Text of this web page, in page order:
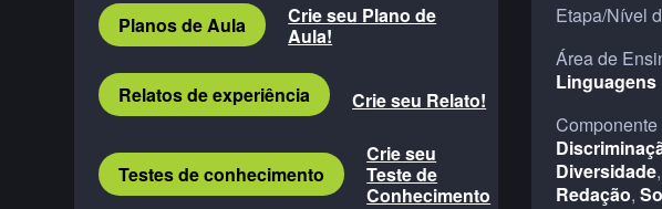
Planos de Aula
Crie seu Plano de
Aula!
Relatos de experiência Crie seu Relato!
Testes de conhecimento
Crie seu
Teste de
Conhecimento
Etapa/Nível
Área de
Linguagens
Diversidade,
Redação,